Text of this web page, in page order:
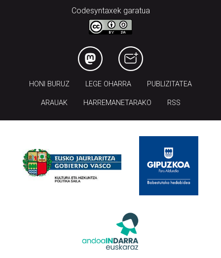
Codesyntaxek garatua
HONI BURUZ LEGE OHARRA PUBLIZITATEA
ARAUAK HARREMANETARAKO RSS